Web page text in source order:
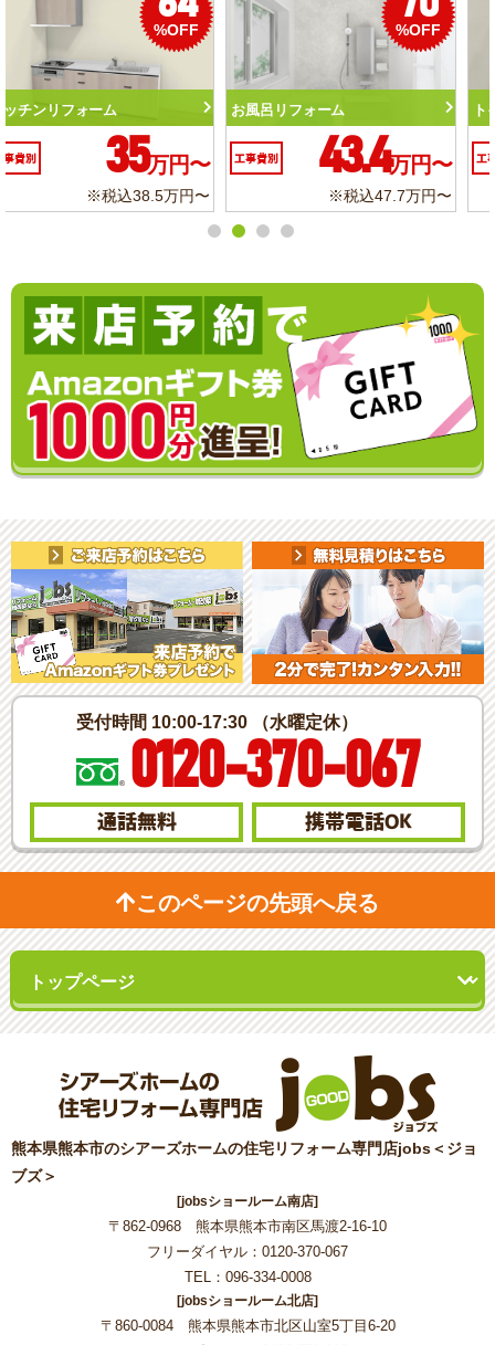
%OFF
トイレリフォーム
工事費別 10.3万円〜
※税込11.3万円〜
%OFF
洗面化粧台リフォーム
工事費別 6.2万円〜
※税込6.8万円〜
受付時間 10:00-17:30 （水曜定休）
0120-370-067
通話無料 携帯電話OK
このページの先頭へ戻る
熊本県熊本市のシアーズホームの住宅リフォーム専門店jobs＜ジョ
ブズ＞
[jobsショールーム南店]
〒862-0968 熊本県熊本市南区馬渡2-16-10
フリーダイヤル：0120-370-067
TEL：096-334-0008
[jobsショールーム北店]
〒860-0084 熊本県熊本市北区山室5丁目6-20